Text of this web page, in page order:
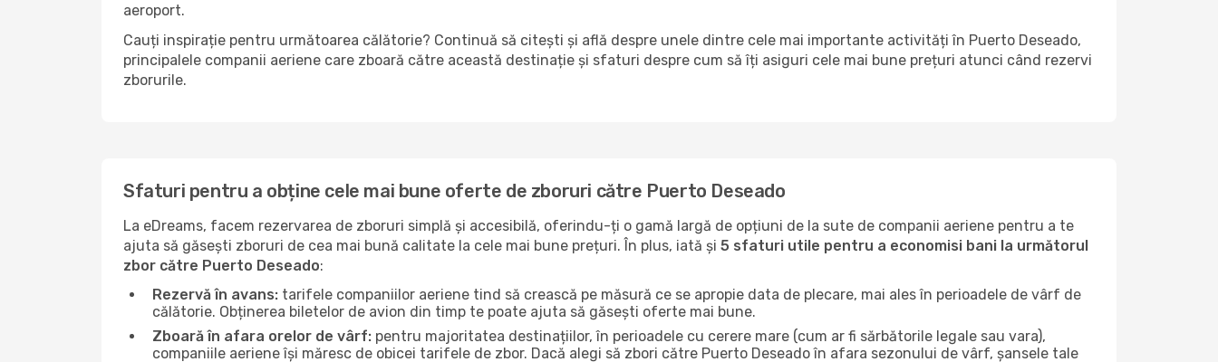
aeroport.
Cauți inspirație pentru următoarea călătorie? Continuă să citești și află despre unele dintre cele mai importante activități în Puerto Deseado,
principalele companii aeriene care zboară către această destinație și sfaturi despre cum să îți asiguri cele mai bune prețuri atunci când rezervi
zborurile.
Sfaturi pentru a obține cele mai bune oferte de zboruri către Puerto Deseado
La eDreams, facem rezervarea de zboruri simplă și accesibilă, oferindu-ți o gamă largă de opțiuni de la sute de companii aeriene pentru a te
ajuta să găsești zboruri de cea mai bună calitate la cele mai bune prețuri. În plus, iată și 5 sfaturi utile pentru a economisi bani la următorul
zbor către Puerto Deseado:
Rezervă în avans: tarifele companiilor aeriene tind să crească pe măsură ce se apropie data de plecare, mai ales în perioadele de vârf de
călătorie. Obținerea biletelor de avion din timp te poate ajuta să găsești oferte mai bune.
Zboară în afara orelor de vârf: pentru majoritatea destinațiilor, în perioadele cu cerere mare (cum ar fi sărbătorile legale sau vara),
companiile aeriene își măresc de obicei tarifele de zbor. Dacă alegi să zbori către Puerto Deseado în afara sezonului de vârf, șansele tale